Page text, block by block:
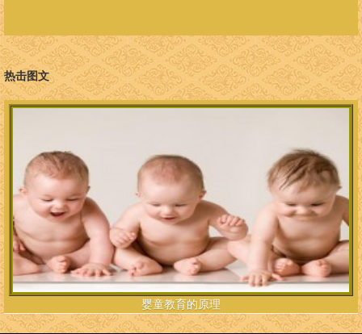
08-18
美国5个州上周创下各州平均日增新冠确_
08-18美专家撰文：每遇疫情“甩锅”外人是美
08-18德尔塔疫情持续扩散柬埔寨边境省份上丁
08-18马来西亚单日新增确诊病例再创新高最高
热击图文
婴童教育的原理